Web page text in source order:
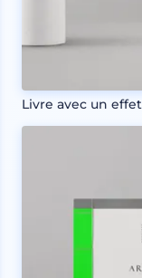
Livre avec un